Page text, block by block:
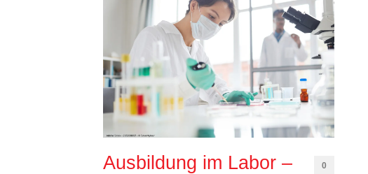
Ausbildung im Labor –
0